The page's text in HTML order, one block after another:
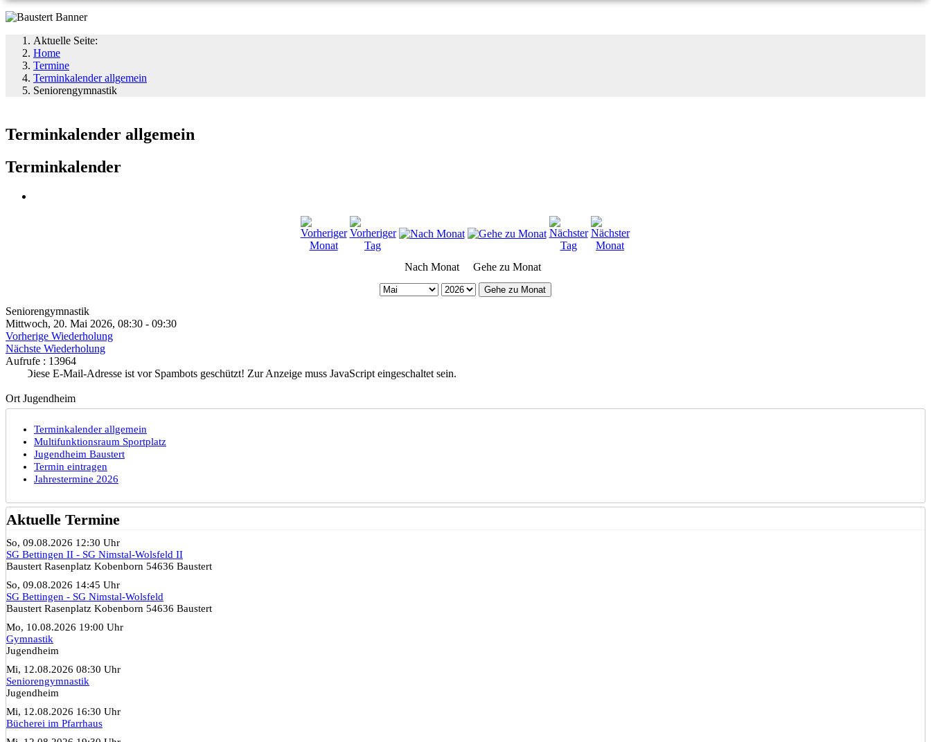
Aktuelle Seite:
Home
Termine
Terminkalender allgemein
Seniorengymnastik
Terminkalender allgemein
Terminkalender
Nach Monat Gehe zu Monat
Gehe zu Monat
Seniorengymnastik
Mittwoch, 20. Mai 2026, 08:30 - 09:30
Vorherige Wiederholung
Nächste Wiederholung
Aufrufe : 13964
Diese E-Mail-Adresse ist vor Spambots geschützt! Zur Anzeige muss JavaScript eingeschaltet sein.
Ort Jugendheim
Terminkalender allgemein
Multifunktionsraum Sportplatz
Jugendheim Baustert
Termin eintragen
Jahrestermine 2026
Aktuelle Termine
So, 09.08.2026 12:30 Uhr
SG Bettingen II - SG Nimstal-Wolsfeld II
Baustert Rasenplatz Kobenborn 54636 Baustert
So, 09.08.2026 14:45 Uhr
SG Bettingen - SG Nimstal-Wolsfeld
Baustert Rasenplatz Kobenborn 54636 Baustert
Mo, 10.08.2026 19:00 Uhr
Gymnastik
Jugendheim
Mi, 12.08.2026 08:30 Uhr
Seniorengymnastik
Jugendheim
Mi, 12.08.2026 16:30 Uhr
Bücherei im Pfarrhaus